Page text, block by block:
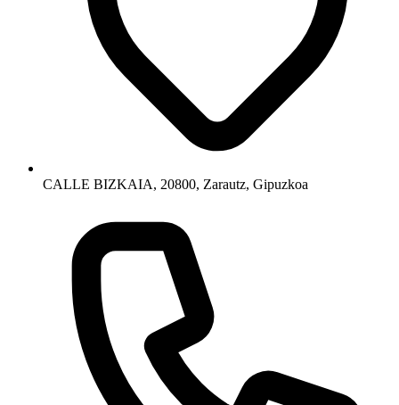
CALLE BIZKAIA, 20800, Zarautz, Gipuzkoa